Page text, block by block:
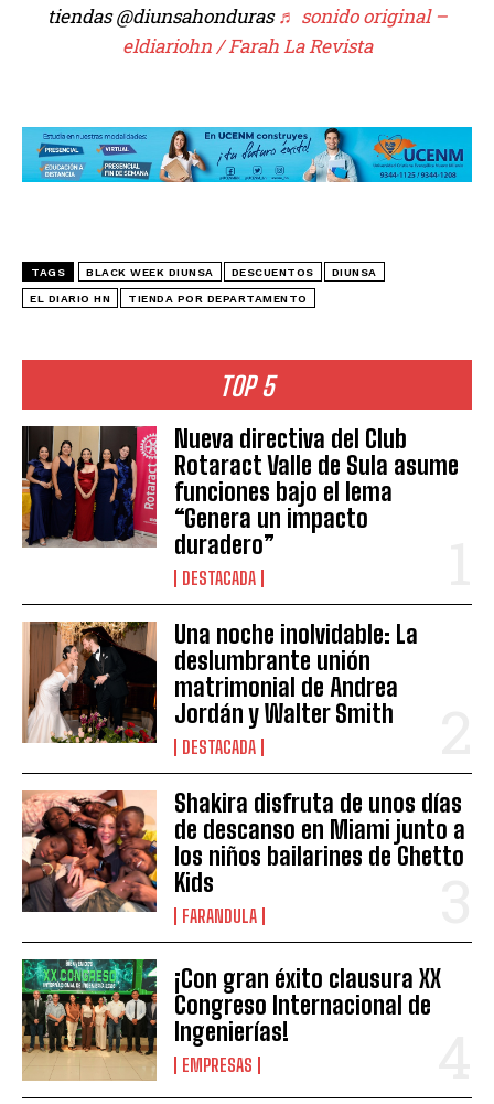
TOP 5
Nueva directiva del Club
Rotaract Valle de Sula asume
funciones bajo el lema
“Genera un impacto
duradero”
DESTACADA
Una noche inolvidable: La
deslumbrante unión
matrimonial de Andrea
Jordán y Walter Smith
DESTACADA
Shakira disfruta de unos días
de descanso en Miami junto a
los niños bailarines de Ghetto
Kids
FARANDULA
¡Con gran éxito clausura XX
Congreso Internacional de
Ingenierías!
EMPRESAS
tiendas @diunsahonduras♬ sonido original –
eldiariohn / Farah La Revista
TAGS BLACK WEEK DIUNSA DESCUENTOS DIUNSA
EL DIARIO HN TIENDA POR DEPARTAMENTO